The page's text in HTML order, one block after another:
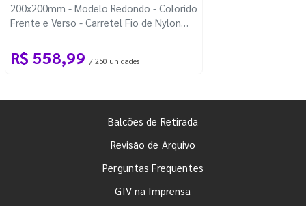
200x200mm - Modelo Redondo - Colorido
Frente e Verso - Carretel Fio de Nylon
R$ 558,99 / 250 unidades
Balcões de Retirada
Revisão de Arquivo
Perguntas Frequentes
GIV na Imprensa